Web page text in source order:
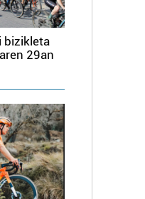
bizikleta
29an